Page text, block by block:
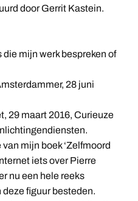
door Gerrit Kastein.
mijn werk bespreken of
28 juni
29 maart 2016, Curieuze
mijn boek ‘Zelfmoord
iets over Pierre
nu een hele reeks
figuur besteden.